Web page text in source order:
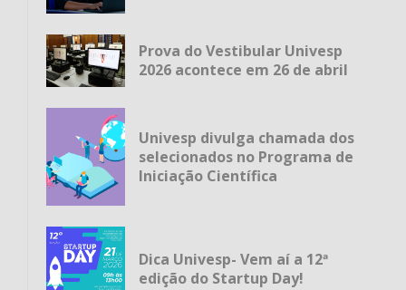
Prova do Vestibular Univesp
2026 acontece em 26 de abril
Univesp divulga chamada dos
selecionados no Programa de
Iniciação Científica
Dica Univesp- Vem aí a 12ª
edição do Startup Day!